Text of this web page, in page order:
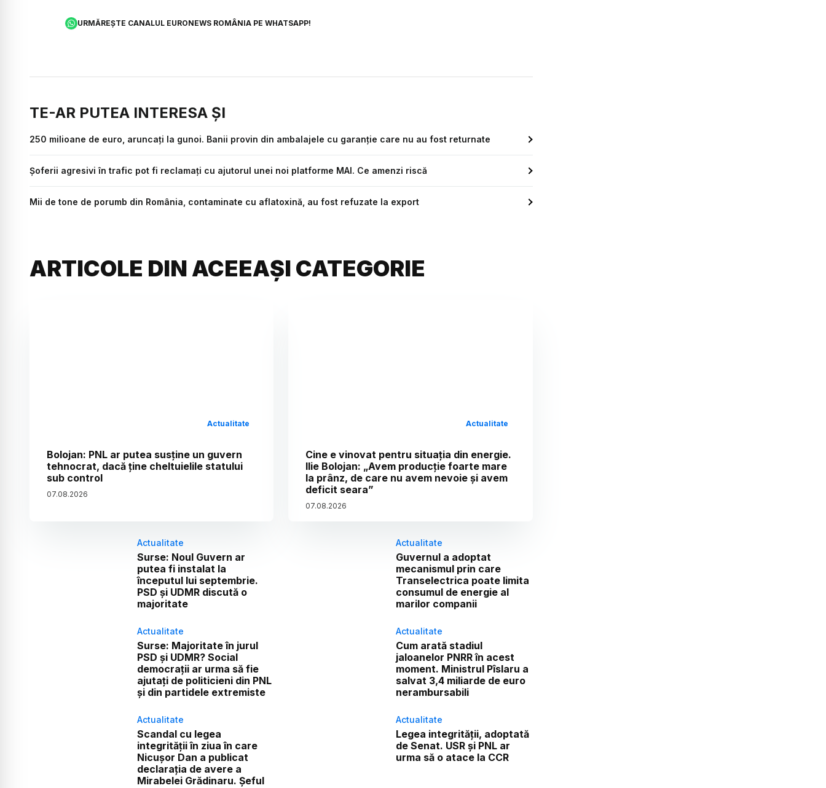
URMĂREȘTE CANALUL EURONEWS ROMÂNIA PE WHATSAPP!
TE-AR PUTEA INTERESA ȘI
250 milioane de euro, aruncați la gunoi. Banii provin din ambalajele cu garanție care nu au fost returnate
Șoferii agresivi în trafic pot fi reclamați cu ajutorul unei noi platforme MAI. Ce amenzi riscă
Mii de tone de porumb din România, contaminate cu aflatoxină, au fost refuzate la export
ARTICOLE DIN ACEEAȘI CATEGORIE
Actualitate
Bolojan: PNL ar putea susține un guvern
tehnocrat, dacă ține cheltuielile statului
sub control
07.08.2026
Actualitate
Cine e vinovat pentru situația din energie.
Ilie Bolojan: „Avem producție foarte mare
la prânz, de care nu avem nevoie și avem
deficit seara”
07.08.2026
Actualitate
Surse: Noul Guvern ar
putea fi instalat la
începutul lui septembrie.
PSD și UDMR discută o
majoritate
Actualitate
Guvernul a adoptat
mecanismul prin care
Transelectrica poate limita
consumul de energie al
marilor companii
Actualitate
Surse: Majoritate în jurul
PSD și UDMR? Social
democrații ar urma să fie
ajutați de politicieni din PNL
și din partidele extremiste
Actualitate
Cum arată stadiul
jaloanelor PNRR în acest
moment. Ministrul Pîslaru a
salvat 3,4 miliarde de euro
nerambursabili
Actualitate
Scandal cu legea
integrității în ziua în care
Nicușor Dan a publicat
declarația de avere a
Mirabelei Grădinaru. Șeful
Actualitate
Legea integrității, adoptată
de Senat. USR și PNL ar
urma să o atace la CCR